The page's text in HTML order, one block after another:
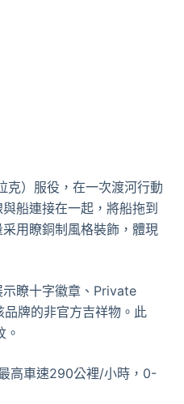
）服役，在一次渡河行動
船連接在一起，將船拖到
用瞭銅制風格裝飾，體現
瞭十字徽章、Private
牌的非官方吉祥物。此
高車速290公裡/小時，0-